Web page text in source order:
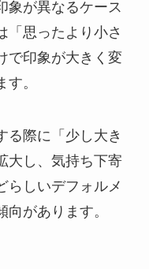
象が異なるケース
「思ったより小さ
で印象が大きく変
。
る際に「少し大き
大し、気持ち下寄
らしいデフォルメ
があります。